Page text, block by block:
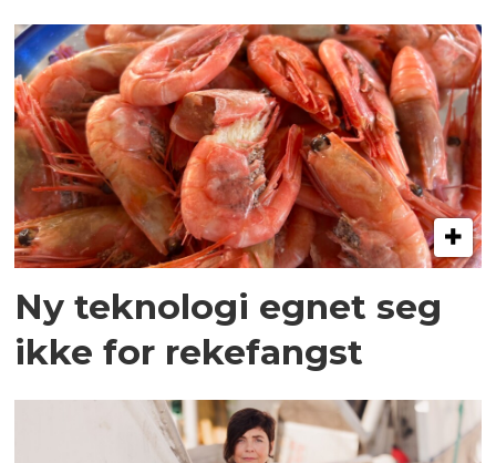
Ny teknologi egnet seg
ikke for rekefangst